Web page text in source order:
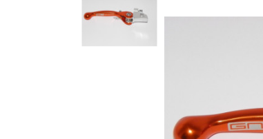
Вилочне масло
Гідравлічне масло